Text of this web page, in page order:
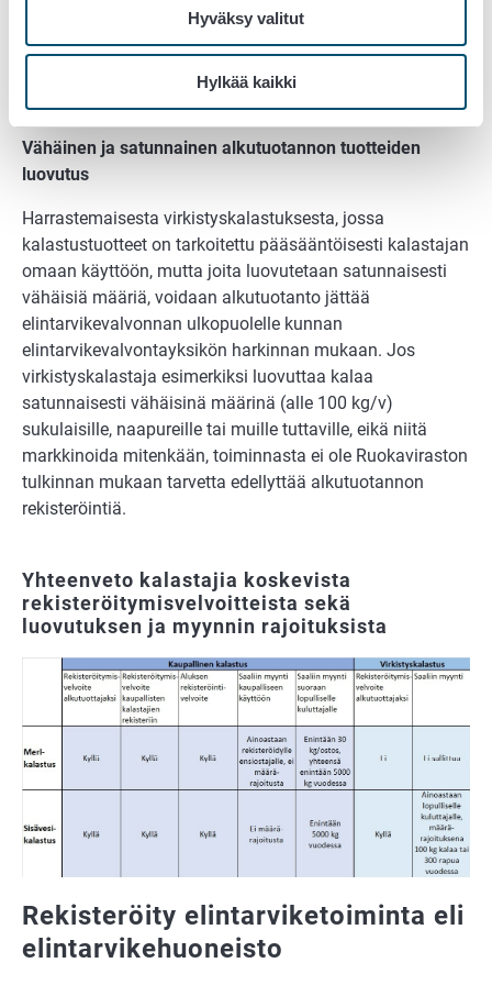
Hyväksy valitut
Hylkää kaikki
suoraan kuluttajalle noudatetaan 5000 kg/v
luovutusmäärärajaa. Tätä suurempien määrien
luovuttaminen edellyttää elintarvikehuoneiston
rekisteröintiä.
Vähäinen ja satunnainen alkutuotannon tuotteiden
luovutus
Harrastemaisesta virkistyskalastuksesta, jossa
kalastustuotteet on tarkoitettu pääsääntöisesti kalastajan
omaan käyttöön, mutta joita luovutetaan satunnaisesti
vähäisiä määriä, voidaan alkutuotanto jättää
elintarvikevalvonnan ulkopuolelle kunnan
elintarvikevalvontayksikön harkinnan mukaan. Jos
virkistyskalastaja esimerkiksi luovuttaa kalaa
satunnaisesti vähäisinä määrinä (alle 100 kg/v)
sukulaisille, naapureille tai muille tuttaville, eikä niitä
markkinoida mitenkään, toiminnasta ei ole Ruokaviraston
tulkinnan mukaan tarvetta edellyttää alkutuotannon
rekisteröintiä.
Yhteenveto kalastajia koskevista
rekisteröitymisvelvoitteista sekä
luovutuksen ja myynnin rajoituksista
Rekisteröity elintarviketoiminta eli
elintarvikehuoneisto